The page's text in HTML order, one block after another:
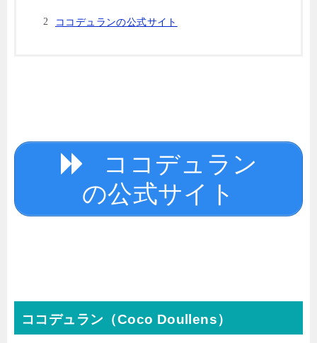
ココデュランの公式サイト
ココデュラン
の公式サイト
ココデュラン（Coco Doullens）